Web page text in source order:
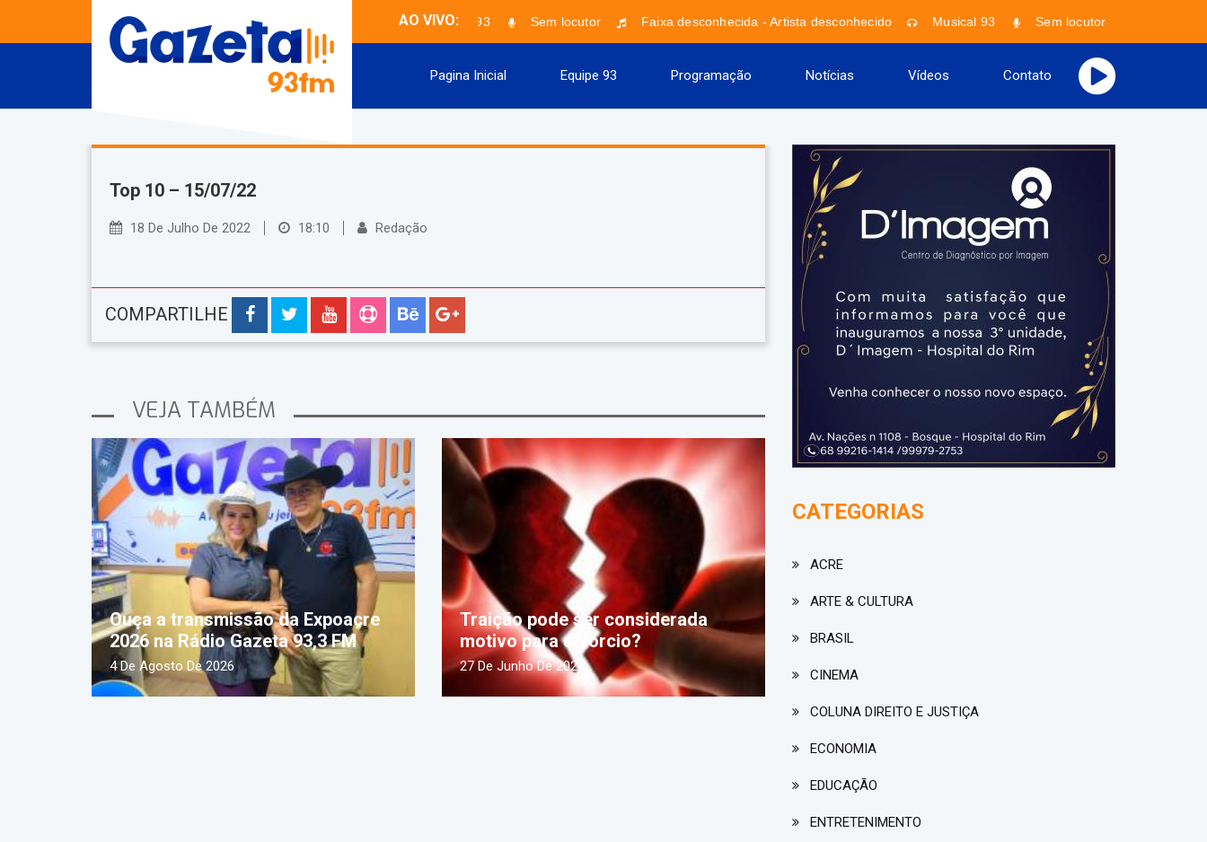
AO VIVO:
Musical 93 Sem locutor Faixa desconhecida - Artista desconhecido Musical 93 Sem locutor
Pagina Inicial Equipe 93 Programação Notícias Vídeos Contato
Top 10 – 15/07/22
18 De Julho De 2022 18:10 Redação
COMPARTILHE
VEJA TAMBÉM
Ouça a transmissão da Expoacre
2026 na Rádio Gazeta 93,3 FM
4 De Agosto De 2026
Traição pode ser considerada
motivo para divórcio?
27 De Junho De 2024
CATEGORIAS
ACRE
ARTE & CULTURA
BRASIL
CINEMA
COLUNA DIREITO E JUSTIÇA
ECONOMIA
EDUCAÇÃO
ENTRETENIMENTO